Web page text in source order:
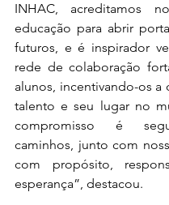
INHAC, acreditamos
educação para abrir
futuros, e é inspirador
rede de colaboração
alunos, incentivando-os a
talento e seu lugar no
compromisso é
caminhos, junto com
com propósito,
esperança”, destacou.